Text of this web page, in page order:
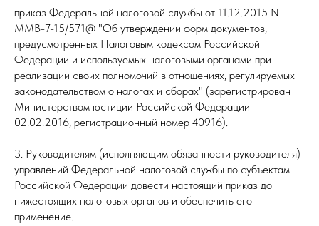
приказ Федеральной налоговой службы от 11.12.2015 N
ММВ-7-15/571@ "Об утверждении форм документов,
предусмотренных Налоговым кодексом Российской
Федерации и используемых налоговыми органами при
реализации своих полномочий в отношениях, регулируемых
законодательством о налогах и сборах" (зарегистрирован
Министерством юстиции Российской Федерации
02.02.2016, регистрационный номер 40916).
3. Руководителям (исполняющим обязанности руководителя)
управлений Федеральной налоговой службы по субъектам
Российской Федерации довести настоящий приказ до
нижестоящих налоговых органов и обеспечить его
применение.